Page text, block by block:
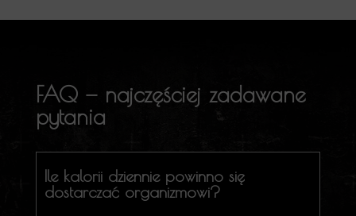
FAQ — najczęściej zadawane
pytania
Ile kalorii dziennie powinno się
dostarczać organizmowi?